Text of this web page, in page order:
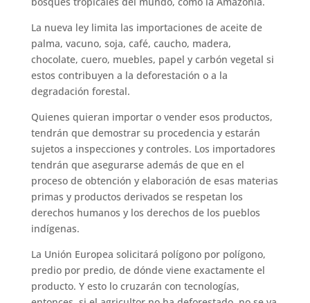
La nueva ley limita las importaciones de aceite de
palma, vacuno, soja, café, caucho, madera,
chocolate, cuero, muebles, papel y carbón vegetal si
estos contribuyen a la deforestación o a la
degradación forestal.
Quienes quieran importar o vender esos productos,
tendrán que demostrar su procedencia y estarán
sujetos a inspecciones y controles. Los importadores
tendrán que asegurarse además de que en el
proceso de obtención y elaboración de esas materias
primas y productos derivados se respetan los
derechos humanos y los derechos de los pueblos
indígenas.
La Unión Europea solicitará polígono por polígono,
predio por predio, de dónde viene exactamente el
producto. Y esto lo cruzarán con tecnologías,